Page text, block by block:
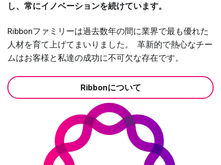
し、常にイノベーションを続けています。
Ribbonファミリーは過去数年の間に業界で最も優れた
人材を育て上げてまいりました。 革新的で熱心なチー
ムはお客様と私達の成功に不可欠な存在です。
Ribbonについて